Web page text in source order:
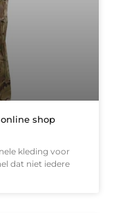
shop
kleding voor
dat niet iedere